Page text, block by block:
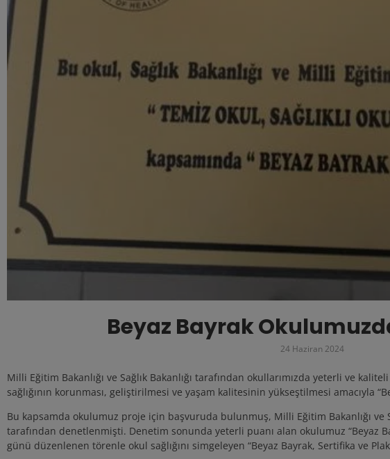
Beyaz Bayrak
24 Haziran 2024
Milli Eğitim Bakanlığı ve Sağlık Bakanlığı tarafından okullarımızda yeterli ve
sağlığının korunması, geliştirilmesi ve yaşam kalitesinin yükseştilmesi amacıyla
Bu kapsamda okulumuz proje için başvuruda bulunmuş, Milli Eğitim Bakanlığı ve
tarafından denetlenmişti. Denetim sonunda yeterli puanı alan okulumuz “Beyaz
günü düzenlenen törenle okul sağlığını simgeleyen “Beyaz Bayrak, Sertifika ve